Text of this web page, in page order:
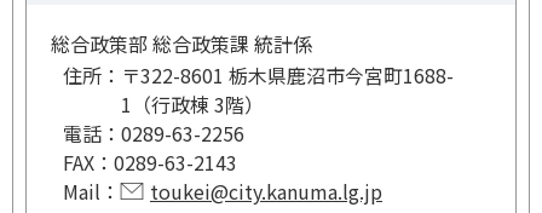
総合政策部 総合政策課 統計係
住所： 〒322-8601 栃木県鹿沼市今宮町1688-
1（行政棟 3階）
電話： 0289-63-2256
FAX： 0289-63-2143
Mail：
toukei@city.kanuma.lg.jp